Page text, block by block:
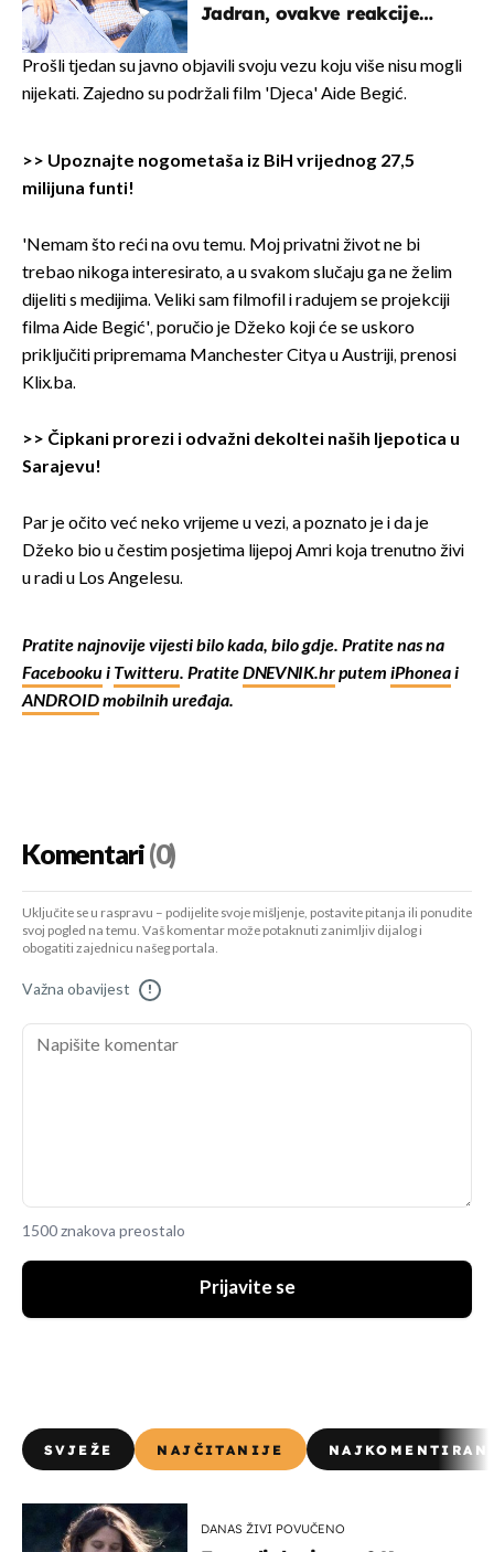
Jadran, ovakve reakcije
Prošli tjedan su javno objavili svoju vezu koju više nisu mogli
nijekati. Zajedno su podržali film 'Djeca' Aide Begić.
>> Upoznajte nogometaša iz BiH vrijednog 27,5
milijuna funti!
'Nemam što reći na ovu temu. Moj privatni život ne bi
trebao nikoga interesirato, a u svakom slučaju ga ne želim
dijeliti s medijima. Veliki sam filmofil i radujem se projekciji
filma Aide Begić', poručio je Džeko koji će se uskoro
priključiti pripremama Manchester Citya u Austriji, prenosi
Klix.ba.
>> Čipkani prorezi i odvažni dekoltei naših ljepotica u
Sarajevu!
Par je očito već neko vrijeme u vezi, a poznato je i da je
Džeko bio u čestim posjetima lijepoj Amri koja trenutno živi
u radi u Los Angelesu.
Pratite najnovije vijesti bilo kada, bilo gdje. Pratite nas na
Facebookui Twitteru. PratiteDNEVNIK.hrputem iPhoneai
ANDROIDmobilnih uređaja.
Komentari(0)
Uključite se u raspravu – podijelite svoje mišljenje, postavite pitanja ili ponudite
svoj pogled na temu. Vaš komentar može potaknuti zanimljiv dijalog i
obogatiti zajednicu našeg portala.
Važna obavijest !
1500 znakova preostalo
Prijavite se
SVJEŽE NAJČITANIJE
DANAS ŽIVI POVUČENO